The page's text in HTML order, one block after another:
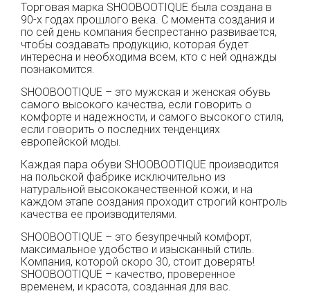
Торговая марка SHOOBOOTIQUE была создана в
90-х годах прошлого века. С момента создания и
по сей день компания беспрестанно развивается,
чтобы создавать продукцию, которая будет
интересна и необходима всем, кто с ней однажды
познакомится.
SHOOBOOTIQUE – это мужская и женская обувь
самого высокого качества, если говорить о
комфорте и надежности, и самого высокого стиля,
если говорить о последних тенденциях
европейской моды.
Каждая пара обуви SHOOBOOTIQUE производится
на польской фабрике исключительно из
натуральной высококачественной кожи, и на
каждом этапе создания проходит строгий контроль
качества ее производителями.
SHOOBOOTIQUE – это безупречный комфорт,
максимальное удобство и изысканный стиль.
Компания, которой скоро 30, стоит доверять!
SHOOBOOTIQUE – качество, проверенное
временем, и красота, созданная для вас.